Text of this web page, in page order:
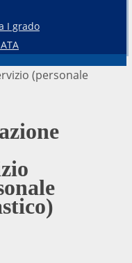
I grado
(personale